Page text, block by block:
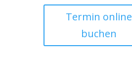
Termin online
buchen